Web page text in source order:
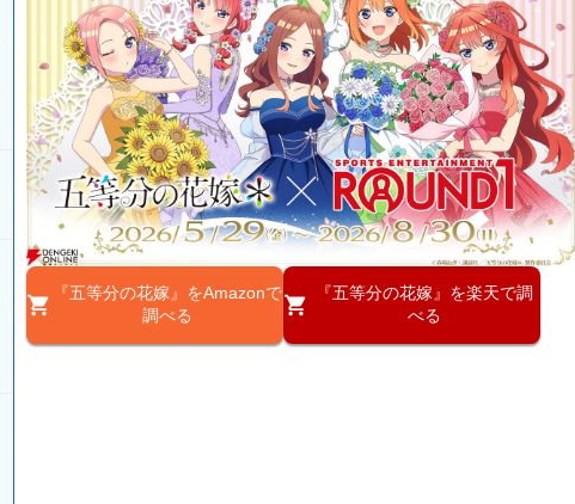
『五等分の花嫁』をAmazonで
調べる
『五等分の花嫁』を楽天で調
べる